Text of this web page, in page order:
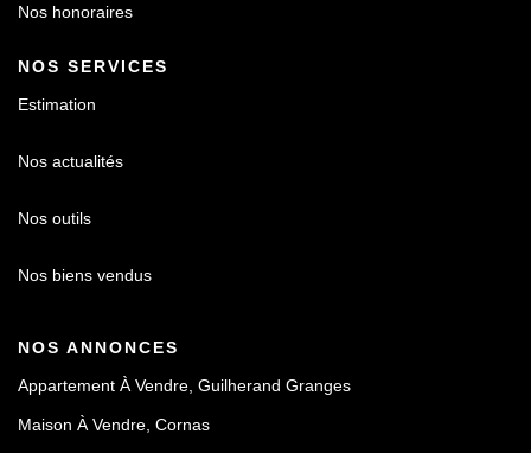
Nos honoraires
NOS SERVICES
Estimation
Nos actualités
Nos outils
Nos biens vendus
NOS ANNONCES
Appartement À Vendre, Guilherand Granges
Maison À Vendre, Cornas